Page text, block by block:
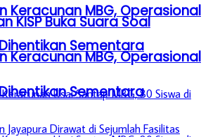
Keracunan MBG, Operasional
Sementara
KISP Buka Suara Soal
Keracunan MBG, Operasional
Sementara